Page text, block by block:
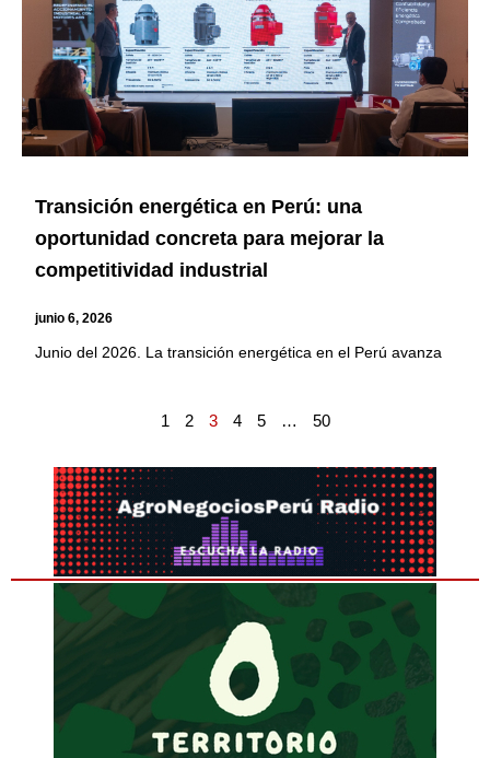
Transición energética en Perú: una
oportunidad concreta para mejorar la
competitividad industrial
junio 6, 2026
Junio del 2026. La transición energética en el Perú avanza
1 2 3 4 5 … 50